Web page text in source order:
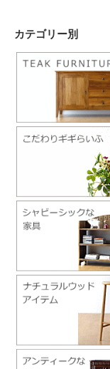
カテゴリー別